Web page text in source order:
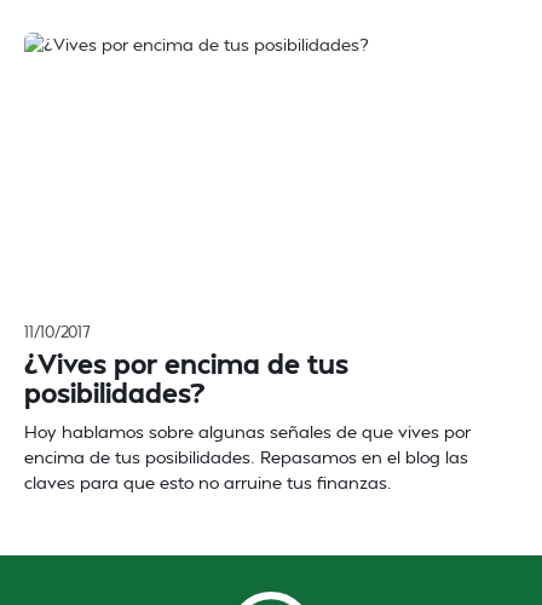
11/10/2017
¿Vives por encima de tus
posibilidades?
Hoy hablamos sobre algunas señales de que vives por
encima de tus posibilidades. Repasamos en el blog las
claves para que esto no arruine tus finanzas.